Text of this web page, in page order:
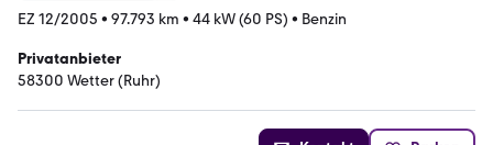
EZ 12/2005 • 97.793 km • 44 kW (60 PS) • Benzin
Privatanbieter
58300 Wetter (Ruhr)